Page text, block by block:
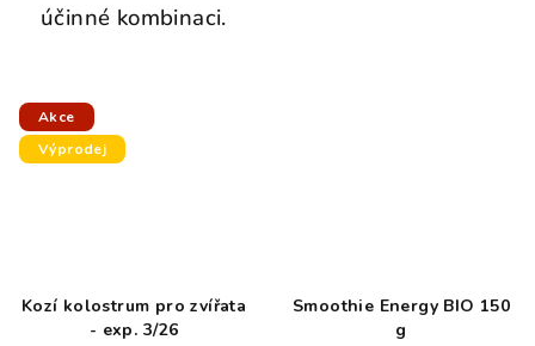
účinné kombinaci.
Akce
Výprodej
Kozí kolostrum pro zvířata
- exp. 3/26
Smoothie Energy BIO 150
g